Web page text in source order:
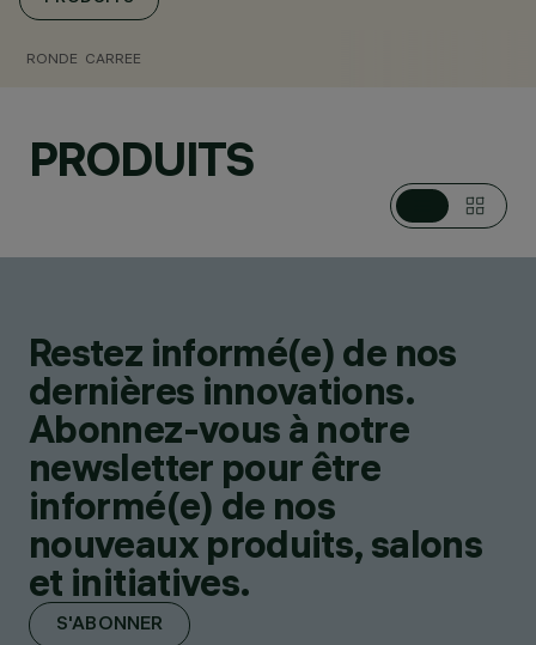
RONDE CARREE
PRODUITS
Restez informé(e) de nos
dernières innovations.
Abonnez-vous à notre
newsletter pour être
informé(e) de nos
nouveaux produits, salons
et initiatives.
S'ABONNER